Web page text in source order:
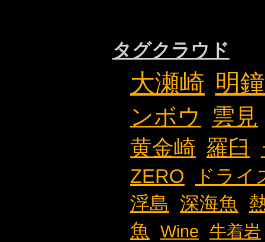
タグクラウド
大瀬崎 明鐘
ンボウ 雲見
黄金崎 羅臼
ZERO
ドライ
浮島 深海魚
魚
Wine 牛着岩